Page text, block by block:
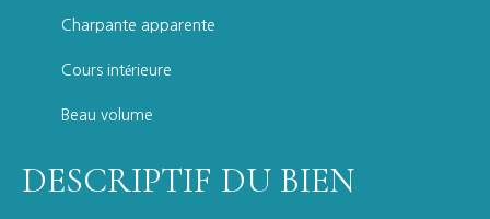
Charpante apparente
Cours intérieure
Beau volume
DESCRIPTIF DU BIEN